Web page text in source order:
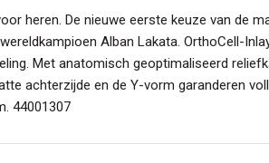
heren. De nieuwe eerste keuze van de
Alban Lakata. OrthoCell-
Met anatomisch geoptimaliseerd
achterzijde en de Y-vorm garanderen
44001307